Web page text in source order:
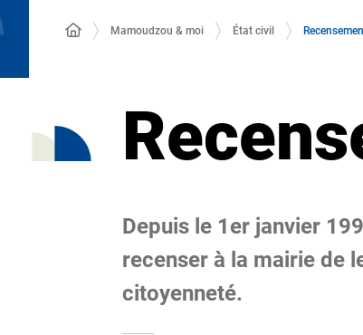
Mamoudzou & moi État civil
Depuis le 1er janvier
recenser à la mairie de
citoyenneté.